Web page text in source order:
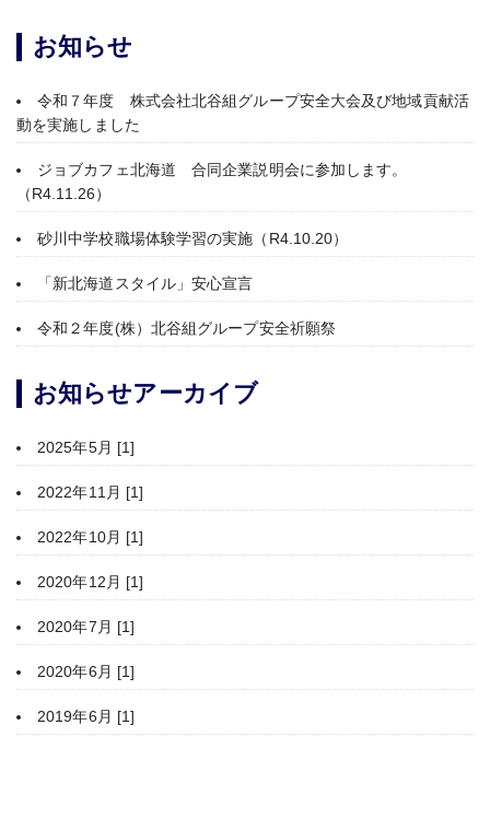
お知らせ
令和７年度 株式会社北谷組グループ安全大会及び地域貢献活
動を実施しました
ジョブカフェ北海道 合同企業説明会に参加します。
（R4.11.26）
砂川中学校職場体験学習の実施（R4.10.20）
「新北海道スタイル」安心宣言
令和２年度(株）北谷組グループ安全祈願祭
お知らせアーカイブ
2025年5月 [1]
2022年11月 [1]
2022年10月 [1]
2020年12月 [1]
2020年7月 [1]
2020年6月 [1]
2019年6月 [1]